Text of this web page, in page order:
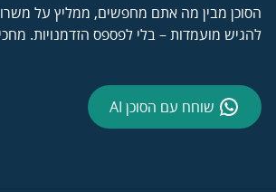
הסוכן מבין מה אתם מחפשים, ממליץ על
להגיש מועמדות – בלי לפספס הזדמנויות.
שוחח עם הסוכן AI